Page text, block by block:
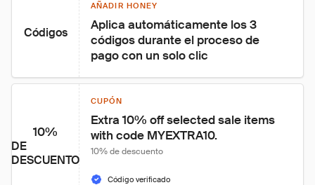
Códigos
AÑADIR HONEY
Aplica automáticamente los 3
códigos durante el proceso de
pago con un solo clic
10%
DE
DESCUENTO
CUPÓN
Extra 10% off selected sale items
with code MYEXTRA10.
10% de descuento
Código verificado